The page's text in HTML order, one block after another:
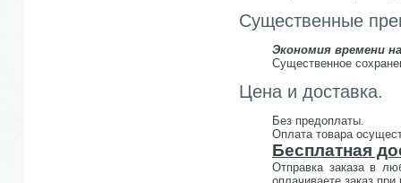
Существенные
Экономия времени
Существенное
Цена и доставка.
Без предоплаты.
Оплата товара
Бесплатная
Отправка заказа в